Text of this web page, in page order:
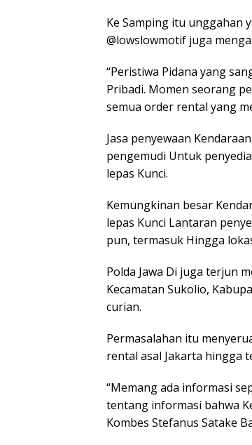
Ke Samping itu unggahan
@lowslowmotif juga
“Peristiwa Pidana yang
Pribadi. Momen seorang
semua order rental yang
Jasa penyewaan
pengemudi Untuk
lepas Kunci.
Kemungkinan besar
lepas Kunci Lantaran
pun, termasuk Hingga
Polda Jawa Di juga terjun
Kecamatan Sukolio,
curian.
Permasalahan itu
rental asal Jakarta hingga
“Memang ada informasi
tentang informasi bahwa
Kombes Stefanus Satake